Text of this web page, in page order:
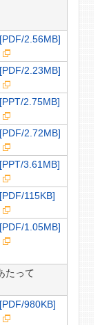
[PDF/2.56MB]
[PDF/2.23MB]
[PPT/2.75MB]
[PDF/2.72MB]
[PPT/3.61MB]
[PDF/115KB]
[PDF/1.05MB]
たって
[PDF/980KB]